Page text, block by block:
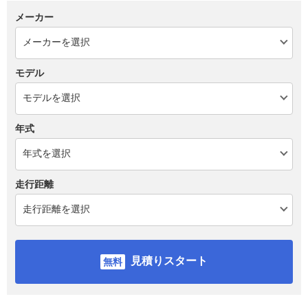
メーカー
モデル
年式
走行距離
見積りスタート